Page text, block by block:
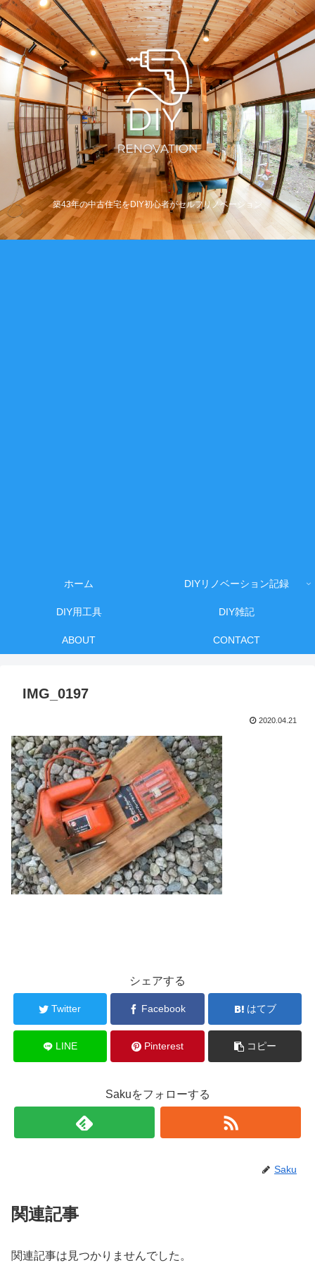
築43年の中古住宅をDIY初心者がセルフリノベーション
ホーム DIYリノベーション記録
DIY用工具 DIY雑記
ABOUT CONTACT
IMG_0197
2020.04.21
シェアする
Twitter Facebook はてブ
LINE Pinterest コピー
Sakuをフォローする
Saku
関連記事
関連記事は見つかりませんでした。